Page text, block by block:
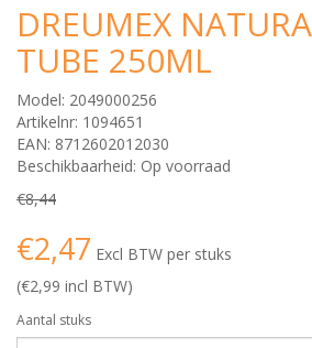
DREUMEX
TUBE 250ML
Model: 2049000256
Artikelnr: 1094651
EAN: 8712602012030
Beschikbaarheid: Op voorraad
€8,44
€2,47 Excl BTW per stuks
(€2,99 incl BTW)
Aantal stuks